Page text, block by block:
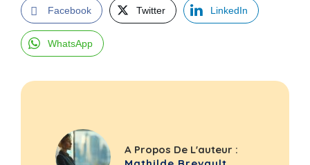
Facebook Twitter LinkedIn
WhatsApp
A Propos De L'auteur :